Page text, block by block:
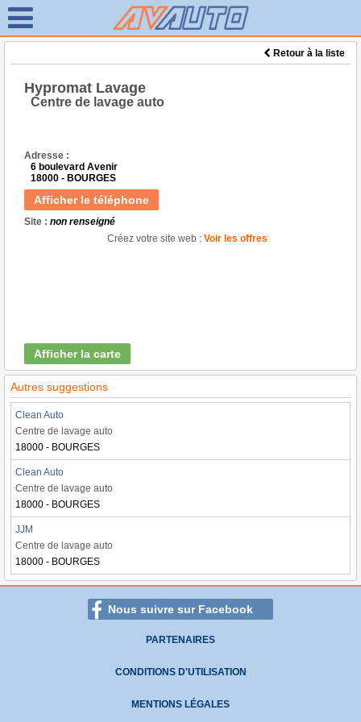
Retour à la liste
Hypromat Lavage
Centre de lavage auto
Adresse :
6 boulevard Avenir
18000 - BOURGES
Afficher le téléphone
Site : non renseigné
Créez votre site web : Voir les offres
Afficher la carte
Autres suggestions
Clean Auto
Centre de lavage auto
18000 - BOURGES
Clean Auto
Centre de lavage auto
18000 - BOURGES
JJM
Centre de lavage auto
18000 - BOURGES
Nous suivre sur Facebook
PARTENAIRES
CONDITIONS D'UTILISATION
MENTIONS LÉGALES